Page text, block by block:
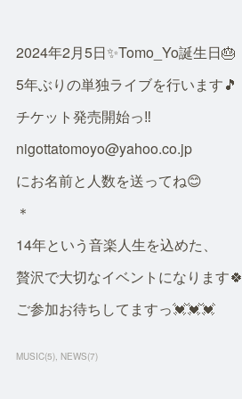
2024年2月5日✨Tomo_Yo誕生日🎂
5年ぶりの単独ライブを行います🎵
チケット発売開始っ‼️
nigottatomoyo@yahoo.co.jp
にお名前と人数を送ってね😊
＊
14年という音楽人生を込めた、
贅沢で大切なイベントになります🍀
ご参加お待ちしてますっ💓💓💓
MUSIC(5) NEWS(7)